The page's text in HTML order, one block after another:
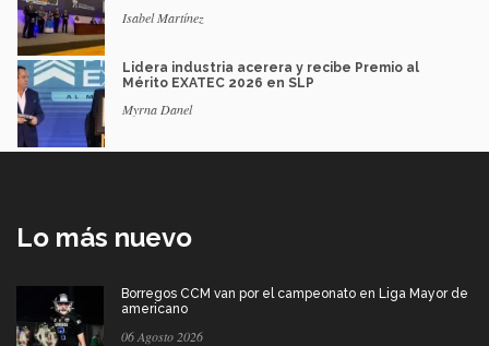
Isabel Martínez
Lidera industria acerera y recibe Premio al
Mérito EXATEC 2026 en SLP
Myrna Danel
Lo más nuevo
Borregos CCM van por el campeonato en Liga Mayor de
americano
06 Agosto 2026